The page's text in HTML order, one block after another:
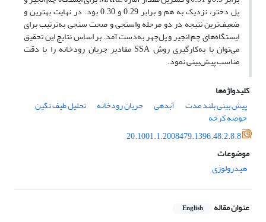
پل دختر، نزدیک به هم و برابر 0.29 و 0.30 بود. در نهایت بهترین و
ضعیف‌ترین نتیجه در دو مرحله واسنجی و صحت سنجی به‌ترتیب برای
ایستگاه‌های چم انجیر و پل‌چهر به‌دست آمد. بر اساس نتایج این تحقیق
می‌توان با به‌کارگیری روش SSA مقادیر جریان رودخانه را با دقت
مناسب پیش‌بینی نمود.
کلیدواژه‌ها
پیش بینی بلند مدت
آبدهی جریان رودخانه تحلیل طیف تکین
حوضه کرخه
20.1001.1.2008479.1396.48.2.8.8
موضوعات
هیدرولوژی
عنوان مقاله English